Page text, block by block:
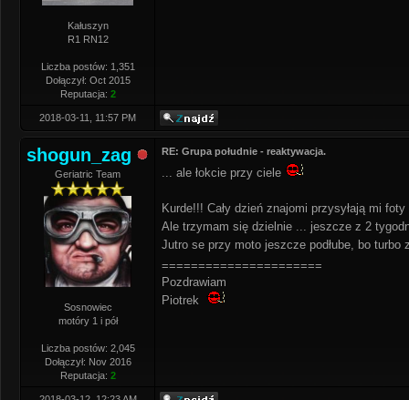
Kałuszyn
R1 RN12
Liczba postów: 1,351
Dołączył: Oct 2015
Reputacja: 2
2018-03-11, 11:57 PM
shogun_zag
Geriatric Team
Sosnowiec
motóry 1 i pół
Liczba postów: 2,045
Dołączył: Nov 2016
Reputacja: 2
RE: Grupa południe - reaktywacja.
... ale łokcie przy ciele
Kurde!!! Cały dzień znajomi przysyłają mi
Ale trzymam się dzielnie ... jeszcze z 2
Jutro se przy moto jeszcze podłube, bo
======================
Pozdrawiam
Piotrek